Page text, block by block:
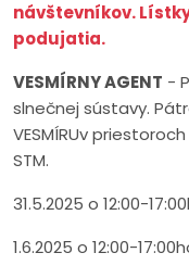
návštevníkov.
podujatia.
VESMÍRNY AGENT -
slnečnej sústavy.
VESMÍRUv
STM.
31.5.2025 o 12:00-
1.6.2025 o 12:00-